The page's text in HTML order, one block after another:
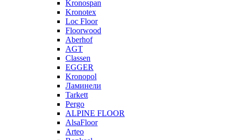
Kronospan
Kronotex
Loc Floor
Floorwood
Aberhof
AGT
Classen
EGGER
Kronopol
Ламинели
Tarkett
Pergo
ALPINE FLOOR
AlsaFloor
Arteo